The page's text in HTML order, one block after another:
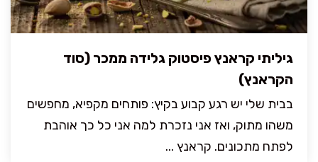
גיליתי קראנץ פיסטוק גלידה ממכר (סוד
הקראנץ)
בבית שלי יש רגע קבוע בקיץ: פותחים מקפיא, מחפשים
משהו מתוק, ואז אני נזכרת למה אני כל כך אוהבת
לפתח מתכונים. קראנץ ...